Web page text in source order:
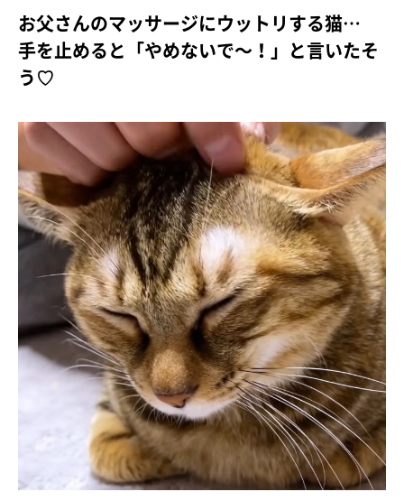
お父さんのマッサージにウットリする猫…
手を止めると「やめないで～！」と言いたそ
う♡